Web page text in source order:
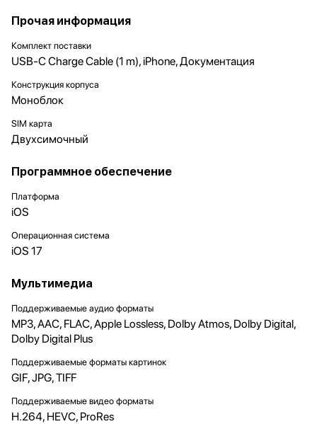
Прочая информация
Комплект поставки
USB-C Charge Cable (1 m), iPhone, Документация
Конструкция корпуса
Моноблок
SIM карта
Двухсимочный
Программное обеспечение
Платформа
iOS
Операционная система
iOS 17
Мультимедиа
Поддерживаемые аудио форматы
MP3, AAC, FLAC, Apple Lossless, Dolby Atmos, Dolby Digital,
Dolby Digital Plus
Поддерживаемые форматы картинок
GIF, JPG, TIFF
Поддерживаемые видео форматы
H.264, HEVC, ProRes